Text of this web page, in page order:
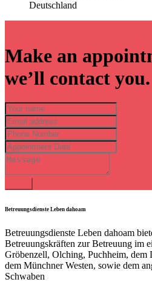
Deutschland
Make an
we’ll contact you.
Betreuungsdienste Leben dahoam
Betreuungsdienste Leben dahoam
Betreuungskräften zur Betreuung im
Gröbenzell, Olching, Puchheim, dem
dem Münchner Westen, sowie dem
Schwaben